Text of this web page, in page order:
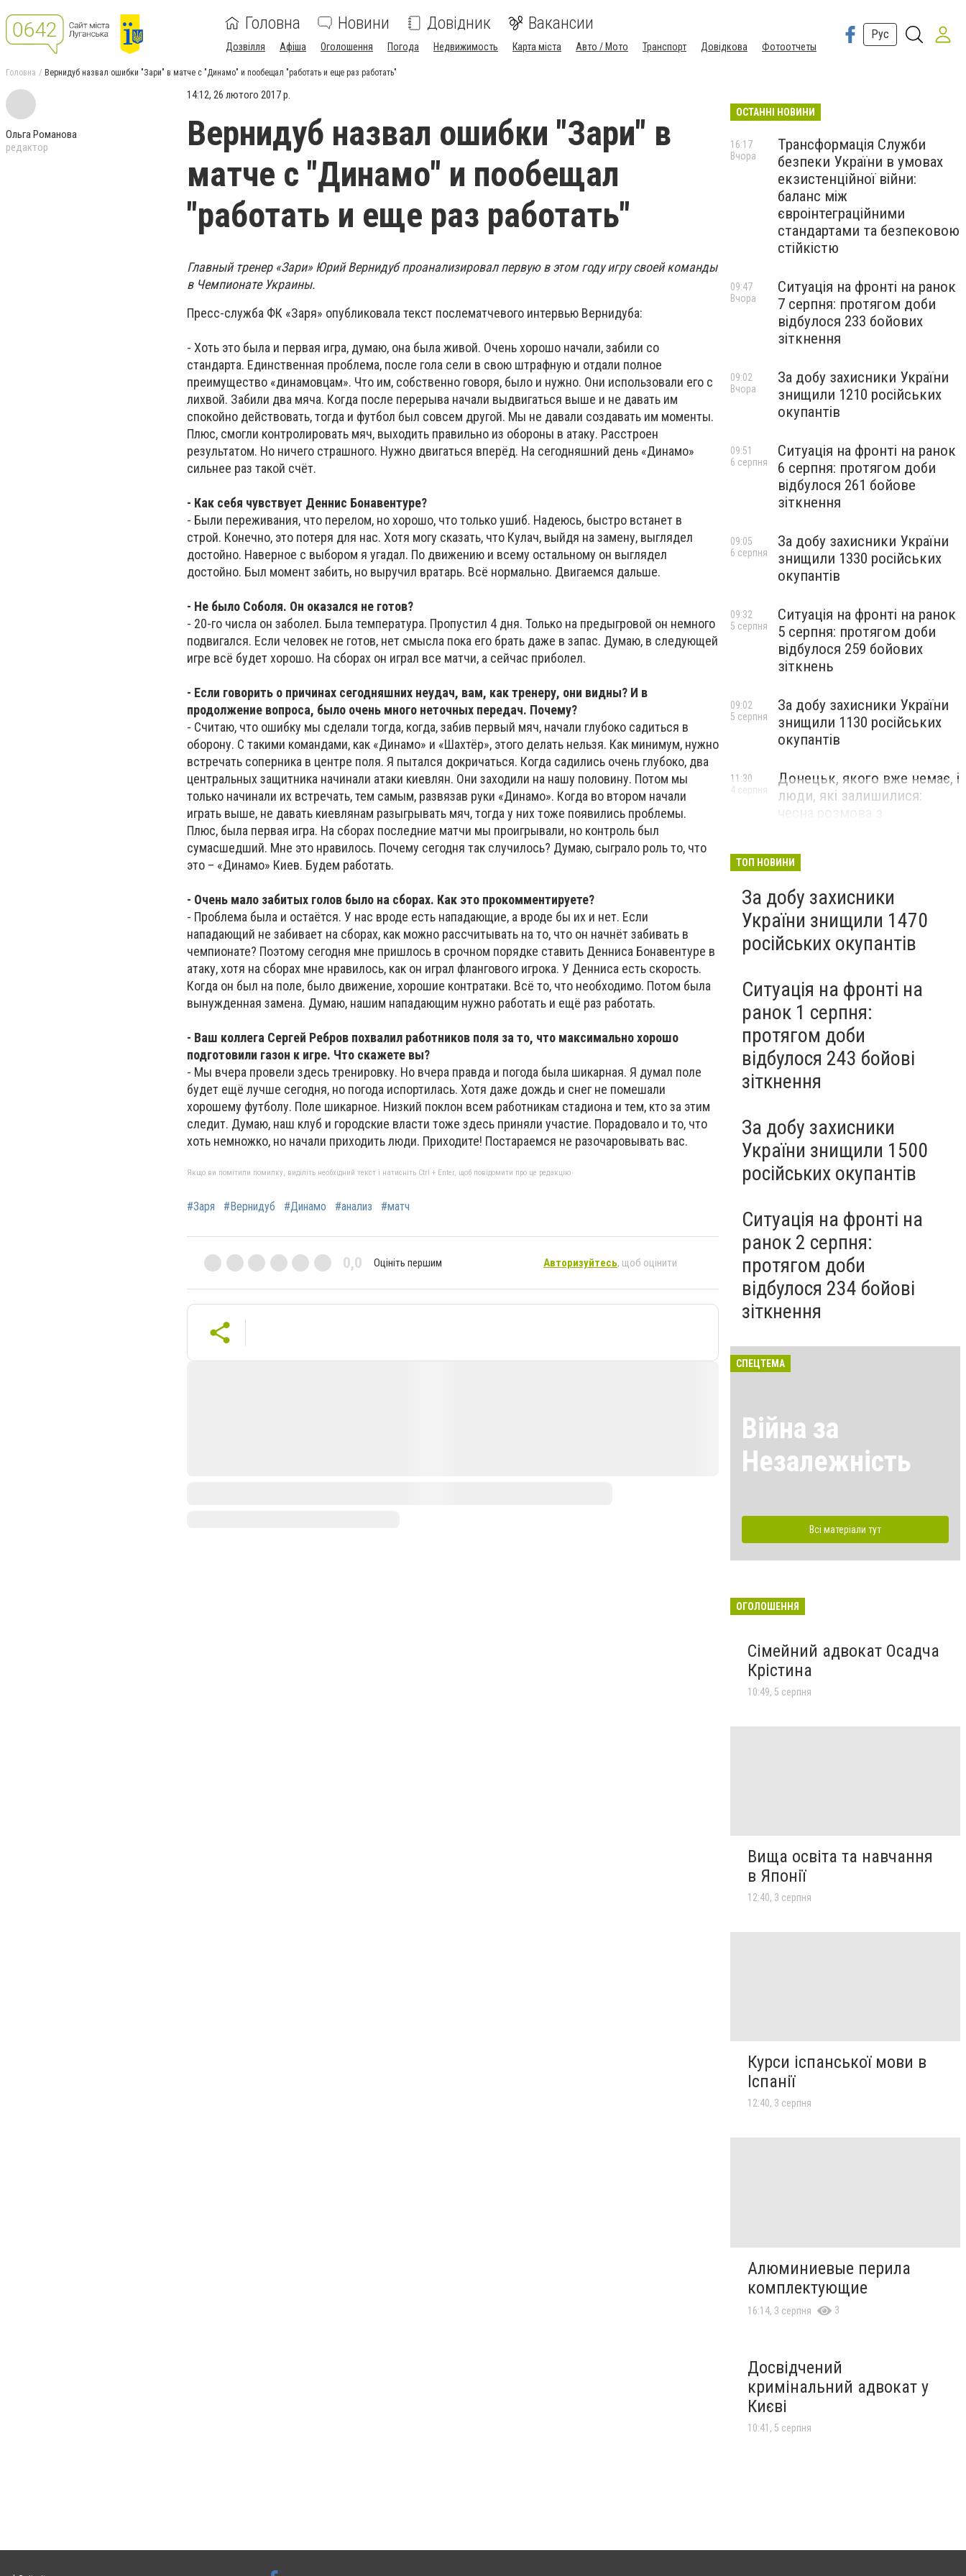
Головна Новини Довідник Вакансии
Дозвілля Афіша Оголошення Погода Недвижимость Карта міста Авто / Мото Транспорт Довідкова Фотоотчеты
Рус
Головна Вернидуб назвал ошибки "Зари" в матче с "Динамо" и пообещал "работать и еще раз работать"
Ольга Романова
редактор
14:12, 26 лютого 2017 р.
Вернидуб назвал ошибки "Зари" в
матче с "Динамо" и пообещал
"работать и еще раз работать"
Главный тренер «Зари» Юрий Вернидуб проанализировал первую в этом году игру своей команды
в Чемпионате Украины.
Пресс-служба ФК «Заря» опубликовала текст послематчевого интервью Вернидуба:
- Хоть это была и первая игра, думаю, она была живой. Очень хорошо начали, забили со
стандарта. Единственная проблема, после гола сели в свою штрафную и отдали полное
преимущество «динамовцам». Что им, собственно говоря, было и нужно. Они использовали его с
лихвой. Забили два мяча. Когда после перерыва начали выдвигаться выше и не давать им
спокойно действовать, тогда и футбол был совсем другой. Мы не давали создавать им моменты.
Плюс, смогли контролировать мяч, выходить правильно из обороны в атаку. Расстроен
результатом. Но ничего страшного. Нужно двигаться вперёд. На сегодняшний день «Динамо»
сильнее раз такой счёт.
- Как себя чувствует Деннис Бонавентуре?
- Были переживания, что перелом, но хорошо, что только ушиб. Надеюсь, быстро встанет в
строй. Конечно, это потеря для нас. Хотя могу сказать, что Кулач, выйдя на замену, выглядел
достойно. Наверное с выбором я угадал. По движению и всему остальному он выглядел
достойно. Был момент забить, но выручил вратарь. Всё нормально. Двигаемся дальше.
- Не было Соболя. Он оказался не готов?
- 20-го числа он заболел. Была температура. Пропустил 4 дня. Только на предыгровой он немного
подвигался. Если человек не готов, нет смысла пока его брать даже в запас. Думаю, в следующей
игре всё будет хорошо. На сборах он играл все матчи, а сейчас приболел.
- Если говорить о причинах сегодняшних неудач, вам, как тренеру, они видны? И в
продолжение вопроса, было очень много неточных передач. Почему?
- Считаю, что ошибку мы сделали тогда, когда, забив первый мяч, начали глубоко садиться в
оборону. С такими командами, как «Динамо» и «Шахтёр», этого делать нельзя. Как минимум, нужно
встречать соперника в центре поля. Я пытался докричаться. Когда садились очень глубоко, два
центральных защитника начинали атаки киевлян. Они заходили на нашу половину. Потом мы
только начинали их встречать, тем самым, развязав руки «Динамо». Когда во втором начали
играть выше, не давать киевлянам разыгрывать мяч, тогда у них тоже появились проблемы.
Плюс, была первая игра. На сборах последние матчи мы проигрывали, но контроль был
сумасшедший. Мне это нравилось. Почему сегодня так случилось? Думаю, сыграло роль то, что
это – «Динамо» Киев. Будем работать.
- Очень мало забитых голов было на сборах. Как это прокомментируете?
- Проблема была и остаётся. У нас вроде есть нападающие, а вроде бы их и нет. Если
нападающий не забивает на сборах, как можно рассчитывать на то, что он начнёт забивать в
чемпионате? Поэтому сегодня мне пришлось в срочном порядке ставить Денниса Бонавентуре в
атаку, хотя на сборах мне нравилось, как он играл флангового игрока. У Денниса есть скорость.
Когда он был на поле, было движение, хорошие контратаки. Всё то, что необходимо. Потом была
вынужденная замена. Думаю, нашим нападающим нужно работать и ещё раз работать.
- Ваш коллега Сергей Ребров похвалил работников поля за то, что максимально хорошо
подготовили газон к игре. Что скажете вы?
- Мы вчера провели здесь тренировку. Но вчера правда и погода была шикарная. Я думал поле
будет ещё лучше сегодня, но погода испортилась. Хотя даже дождь и снег не помешали
хорошему футболу. Поле шикарное. Низкий поклон всем работникам стадиона и тем, кто за этим
следит. Думаю, наш клуб и городские власти тоже здесь приняли участие. Порадовало и то, что
хоть немножко, но начали приходить люди. Приходите! Постараемся не разочаровывать вас.
Якщо ви помітили помилку, виділіть необхідний текст і натисніть Ctrl + Enter, щоб повідомити про це редакцію
#Заря #Вернидуб #Динамо #анализ #матч
0,0 Оцініть першим Авторизуйтесь, щоб оцінити
ОСТАННІ НОВИНИ
Трансформація Служби
безпеки України в умовах
екзистенційної війни:
баланс між
євроінтеграційними
стандартами та безпековою
стійкістю
16:17
Вчора
Ситуація на фронті на ранок
7 серпня: протягом доби
відбулося 233 бойових
зіткнення
09:47
Вчора
За добу захисники України
знищили 1210 російських
окупантів
09:02
Вчора
Ситуація на фронті на ранок
6 серпня: протягом доби
відбулося 261 бойове
зіткнення
09:51
6 серпня
За добу захисники України
знищили 1330 російських
окупантів
09:05
6 серпня
Ситуація на фронті на ранок
5 серпня: протягом доби
відбулося 259 бойових
зіткнень
09:32
5 серпня
За добу захисники України
знищили 1130 російських
окупантів
09:02
5 серпня
Донецьк, якого вже немає, і
люди, які залишилися:
11:30
4 серпня
ТОП НОВИНИ
За добу захисники
України знищили 1470
російських окупантів
Ситуація на фронті на
ранок 1 серпня:
протягом доби
відбулося 243 бойові
зіткнення
За добу захисники
України знищили 1500
російських окупантів
Ситуація на фронті на
ранок 2 серпня:
протягом доби
відбулося 234 бойові
зіткнення
СПЕЦТЕМА
Війна за
Незалежність
Всі матеріали тут
ОГОЛОШЕННЯ
Сімейний адвокат Осадча
Крістина
10:49, 5 серпня
Вища освіта та навчання
в Японії
12:40, 3 серпня
Курси іспанської мови в
Іспанії
12:40, 3 серпня
Алюминиевые перила
комплектующие
16:14, 3 серпня 3
Досвідчений
кримінальний адвокат у
Києві
10:41, 5 серпня